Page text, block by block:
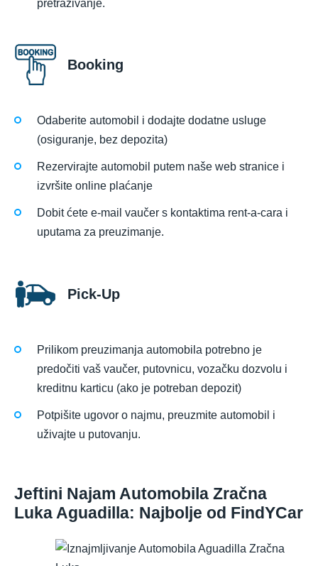
pretraživanje.
Booking
Odaberite automobil i dodajte dodatne usluge
(osiguranje, bez depozita)
Rezervirajte automobil putem naše web stranice i
izvršite online plaćanje
Dobit ćete e-mail vaučer s kontaktima rent-a-cara i
uputama za preuzimanje.
Pick-Up
Prilikom preuzimanja automobila potrebno je
predočiti vaš vaučer, putovnicu, vozačku dozvolu i
kreditnu karticu (ako je potreban depozit)
Potpišite ugovor o najmu, preuzmite automobil i
uživajte u putovanju.
Jeftini Najam Automobila Zračna
Luka Aguadilla: Najbolje od FindYCar